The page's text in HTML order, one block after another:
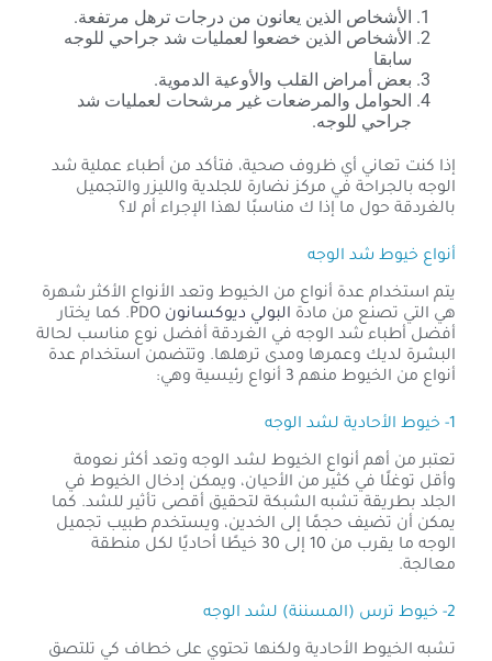
الأشخاص الذين يعانون من درجات ترهل مرتفعة.
الأشخاص الذين خضعوا لعمليات شد جراحي للوجه
سابقا
بعض أمراض القلب والأوعية الدموية.
الحوامل والمرضعات غير مرشحات لعمليات شد
جراحي للوجه.
إذا كنت تعاني أي ظروف صحية، فتأكد من أطباء عملية شد
الوجه بالجراحة في مركز نضارة للجلدية والليزر والتجميل
بالغردقة حول ما إذا ك مناسبًا لهذا الإجراء أم لا؟
أنواع خيوط شد الوجه
يتم استخدام عدة أنواع من الخيوط وتعد الأنواع الأكثر شهرة
هي التي تصنع من مادة البولي ديوكسانون
PDO. كما يختار
أفضل أطباء شد الوجه في الغردقة أفضل نوع مناسب لحالة
البشرة لديك وعمرها ومدى ترهلها. وتتضمن استخدام عدة
أنواع من الخيوط منهم 3 أنواع رئيسية وهي:
1- خيوط الأحادية لشد الوجه
تعتبر من أهم أنواع الخيوط لشد الوجه وتعد أكثر نعومة
وأقل توغلًا في كثير من الأحيان، ويمكن إدخال الخيوط في
الجلد بطريقة تشبه الشبكة لتحقيق أقصى تأثير للشد. كما
يمكن أن تضيف حجمًا إلى الخدين، ويستخدم طبيب تجميل
الوجه ما يقرب من 10 إلى 30 خيطًا أحاديًا لكل منطقة
معالجة.
2- خيوط ترس (المسننة) لشد الوجه
تشبه الخيوط الأحادية ولكنها تحتوي على خطاف كي تلتصق